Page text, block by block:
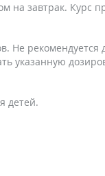
на завтрак. Курс
Не рекомендуется
указанную
детей.